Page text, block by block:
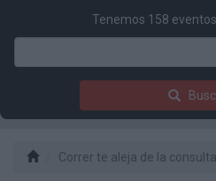
Tenemos 158
Correr te aleja de la